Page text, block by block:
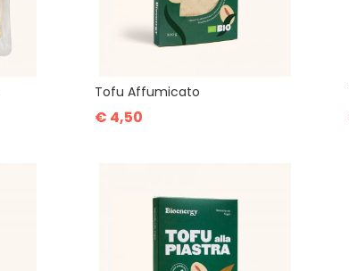
Tofu Affumicato
€ 4,50